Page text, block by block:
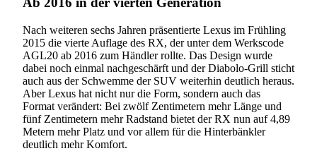
Nach weiteren sechs Jahren präsentierte Lexus im Frühling
2015 die vierte Auflage des RX, der unter dem Werkscode
AGL20 ab 2016 zum Händler rollte. Das Design wurde
dabei noch einmal nachgeschärft und der Diabolo-Grill sticht
auch aus der Schwemme der SUV weiterhin deutlich heraus.
Aber Lexus hat nicht nur die Form, sondern auch das
Format verändert: Bei zwölf Zentimetern mehr Länge und
fünf Zentimetern mehr Radstand bietet der RX nun auf 4,89
Metern mehr Platz und vor allem für die Hinterbänkler
deutlich mehr Komfort.